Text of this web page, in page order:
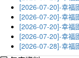
[2026-07-20]-幸福
[2026-07-20]-幸福
[2026-07-20]-幸福
[2026-07-20]-幸福
[2026-07-28]-幸福